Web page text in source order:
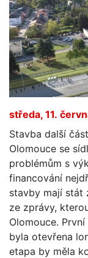
středa, 11.
Stavba další
Olomouce se
problémům s
financování
stavby mají stát
ze zprávy,
Olomouce.
byla otevřena
etapa by měla